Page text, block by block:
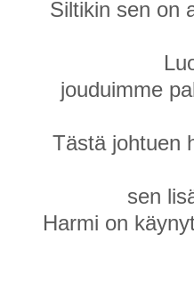
Siltikin sen on
jouduimme
Tästä johtuen
sen
Harmi on